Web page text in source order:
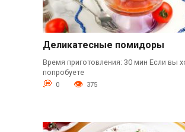
Деликатесные помидоры
Время приготовления: 30 мин Если вы
попробуете
0 375